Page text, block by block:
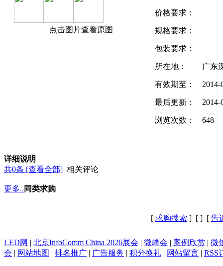
点击图片查看原图
价格要求：
规格要求：
包装要求：
所在地： 广东
有效期至：
最后更新： 2014-
浏览次数： 648
详细说明
共0条 [查看全部] 相关评论
更多.. 同类求购
[ 求购搜索 ] [ ] [ 告
LED网 北京InfoComm China 2026展会 微峰会 案例欣赏
微
会
网站地图 排名推广 广告服务 积分换礼 网站留言 RSS